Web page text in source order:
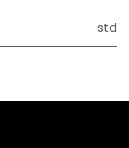
std